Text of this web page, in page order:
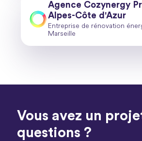
Agence Cozynergy
Alpes-Côte d'Azur
Entreprise de rénovation
Marseille
Vous avez un
questions ?